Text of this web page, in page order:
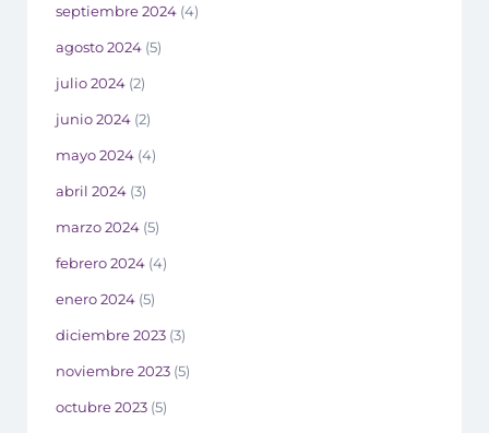
septiembre 2024 (4)
agosto 2024 (5)
julio 2024 (2)
junio 2024 (2)
mayo 2024 (4)
abril 2024 (3)
marzo 2024 (5)
febrero 2024 (4)
enero 2024 (5)
diciembre 2023 (3)
noviembre 2023 (5)
octubre 2023 (5)